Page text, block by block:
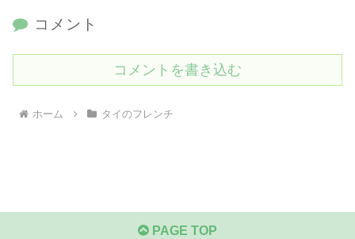
コメント
コメントを書き込む
ホーム タイのフレンチ
PAGE TOP